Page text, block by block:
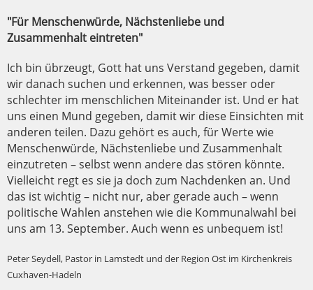
"Für Menschenwürde, Nächstenliebe und
Zusammenhalt eintreten"
Ich bin übrzeugt, Gott hat uns Verstand gegeben, damit
wir danach suchen und erkennen, was besser oder
schlechter im menschlichen Miteinander ist. Und er hat
uns einen Mund gegeben, damit wir diese Einsichten mit
anderen teilen. Dazu gehört es auch, für Werte wie
Menschenwürde, Nächstenliebe und Zusammenhalt
einzutreten – selbst wenn andere das stören könnte.
Vielleicht regt es sie ja doch zum Nachdenken an. Und
das ist wichtig – nicht nur, aber gerade auch – wenn
politische Wahlen anstehen wie die Kommunalwahl bei
uns am 13. September. Auch wenn es unbequem ist!
Peter Seydell, Pastor in Lamstedt und der Region Ost im Kirchenkreis
Cuxhaven-Hadeln